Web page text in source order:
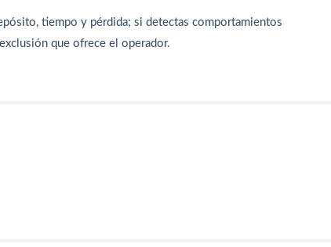
tiempo y pérdida; si detectas comportamientos
que ofrece el operador.